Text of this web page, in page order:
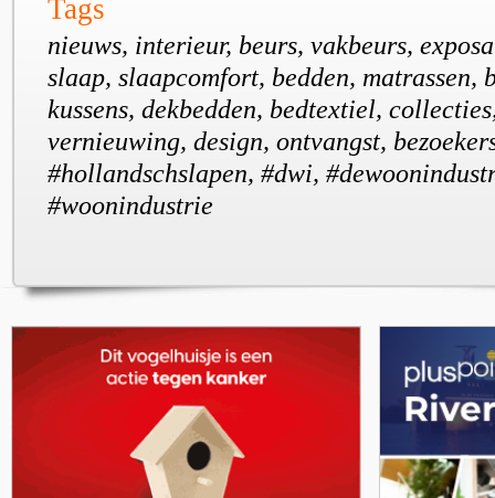
Tags
nieuws, interieur, beurs, vakbeurs,
slaap, slaapcomfort, bedden, matrassen,
kussens, dekbedden, bedtextiel,
vernieuwing, design, ontvangst,
#hollandschslapen, #dwi,
#woonindustrie